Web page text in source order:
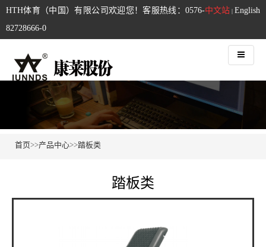
中文站 | English
HTH体育（中国）有限公司欢迎您！客服热线：0576-
82728666-0
首页>>产品中心>>踏板类
踏板类